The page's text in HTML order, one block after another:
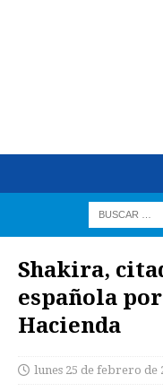
Shakira,
española
Hacienda
lunes 25 de febrero de